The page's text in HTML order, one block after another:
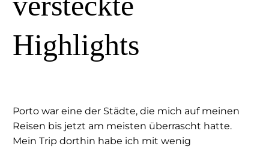
Highlights
Porto war eine der Städte, die mich auf meinen
Reisen bis jetzt am meisten überrascht hatte.
Mein Trip dorthin habe ich mit wenig